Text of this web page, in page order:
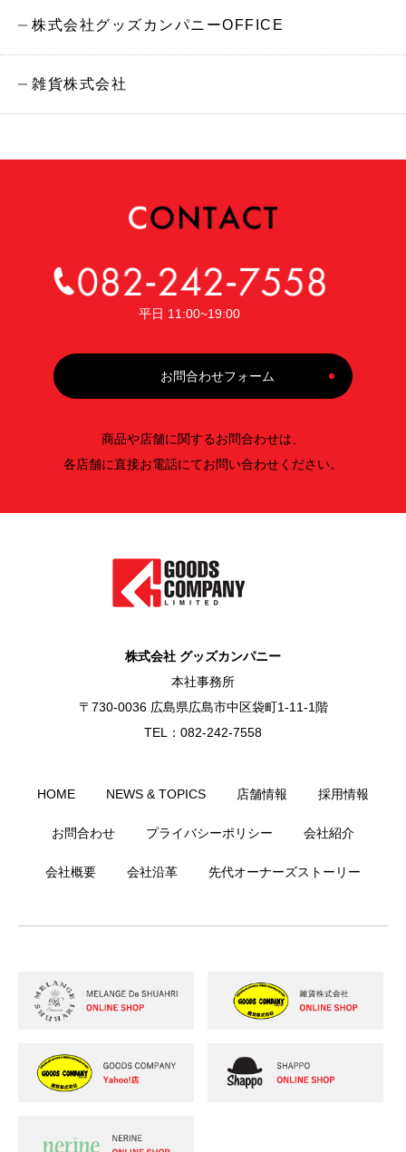
株式会社グッズカンパニーOFFICE
雑貨株式会社
平日 11:00~19:00
お問合わせフォーム
商品や店舗に関するお問合わせは、
各店舗に直接お電話にてお問い合わせください。
株式会社 グッズカンパニー
本社事務所
〒730-0036 広島県広島市中区袋町1-11-1階
TEL：082-242-7558
HOME NEWS & TOPICS 店舗情報 採用情報
お問合わせ プライバシーポリシー 会社紹介
会社概要 会社沿革 先代オーナーズストーリー